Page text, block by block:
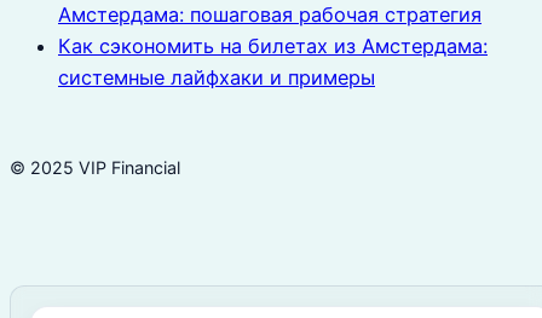
Амстердама: пошаговая рабочая стратегия
Как сэкономить на билетах из Амстердама:
системные лайфхаки и примеры
© 2025 VIP Financial